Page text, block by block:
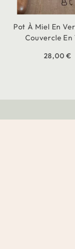
Pot À Miel En
Couvercle En
28,00 €